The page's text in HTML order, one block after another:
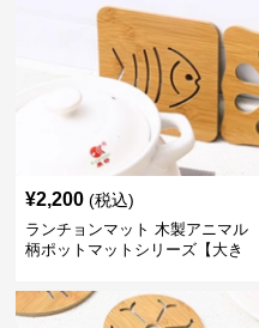
¥2,200 (税込)
ランチョンマット 木製アニマル
柄ポットマットシリーズ【大き